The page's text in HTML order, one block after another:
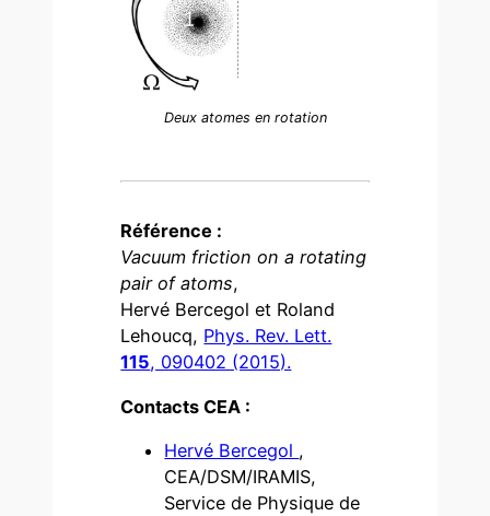
Deux atomes en rotation
Référence :
Vacuum friction on a rotating
pair of atoms,
Hervé Bercegol et Roland
Lehoucq, Phys. Rev. Lett.
115, 090402 (2015).
Contacts CEA :
Hervé Bercegol ,
CEA/DSM/IRAMIS,
Service de Physique de